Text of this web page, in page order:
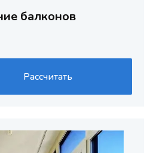
балконов
Рассчитать